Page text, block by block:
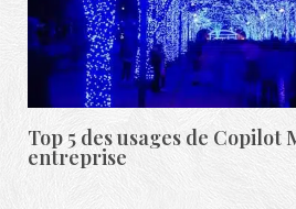
Top 5 des usages de Copilot
entreprise